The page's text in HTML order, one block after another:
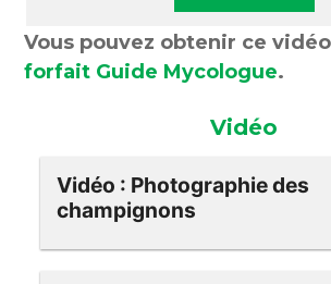
Vous pouvez obtenir ce
forfait Guide Mycologue.
Vidéo
Vidéo : Photographie des
champignons